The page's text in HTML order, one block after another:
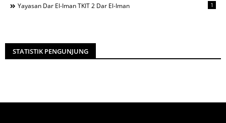
Yayasan Dar El-Iman TKIT 2 Dar El-Iman 1
STATISTIK PENGUNJUNG